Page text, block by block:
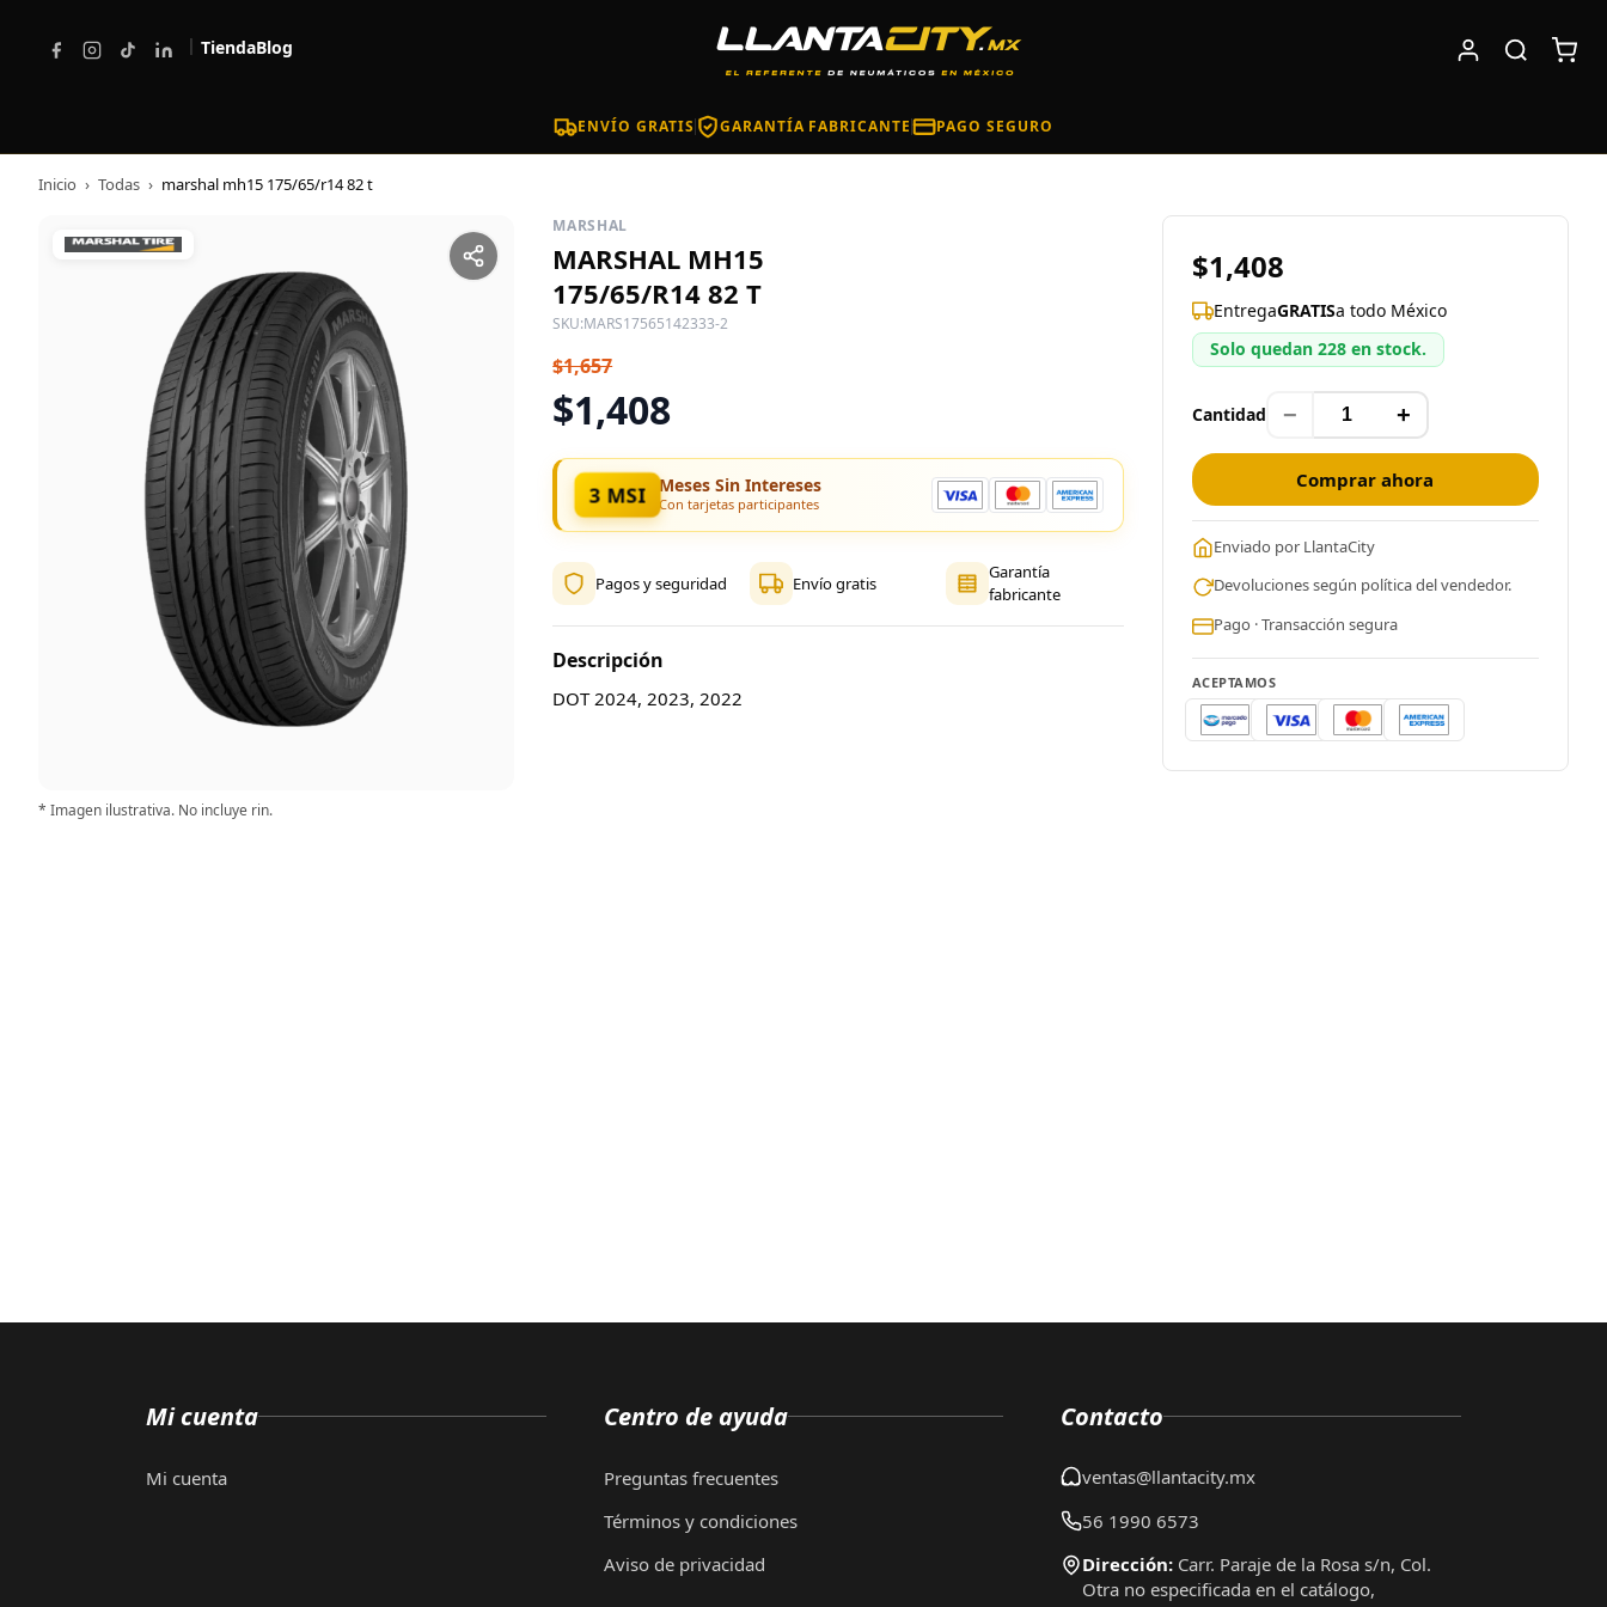
| TiendaBlog
ENVÍO GRATIS GARANTÍA FABRICANTE PAGO SEGURO
Inicio › Todas › marshal mh15 175/65/r14 82 t
* Imagen ilustrativa. No incluye rin.
MARSHAL
MARSHAL MH15
175/65/R14 82 T
SKU:MARS17565142333-2
$1,657
$1,408
3 MSI Meses Sin Intereses
Con tarjetas participantes
Pagos y seguridad Envío gratis
Garantía
fabricante
Descripción
DOT 2024, 2023, 2022
$1,408
EntregaGRATISa todo México
Solo quedan 228 en stock.
Cantidad − +
Comprar ahora
Enviado por LlantaCity
Devoluciones según política del vendedor.
Pago · Transacción segura
ACEPTAMOS
Mi cuenta
Mi cuenta
Centro de ayuda
Preguntas frecuentes
Términos y condiciones
Aviso de privacidad
Contacto
ventas@llantacity.mx
56 1990 6573
Dirección: Carr. Paraje de la Rosa s/n, Col.
Otra no especificada en el catálogo,